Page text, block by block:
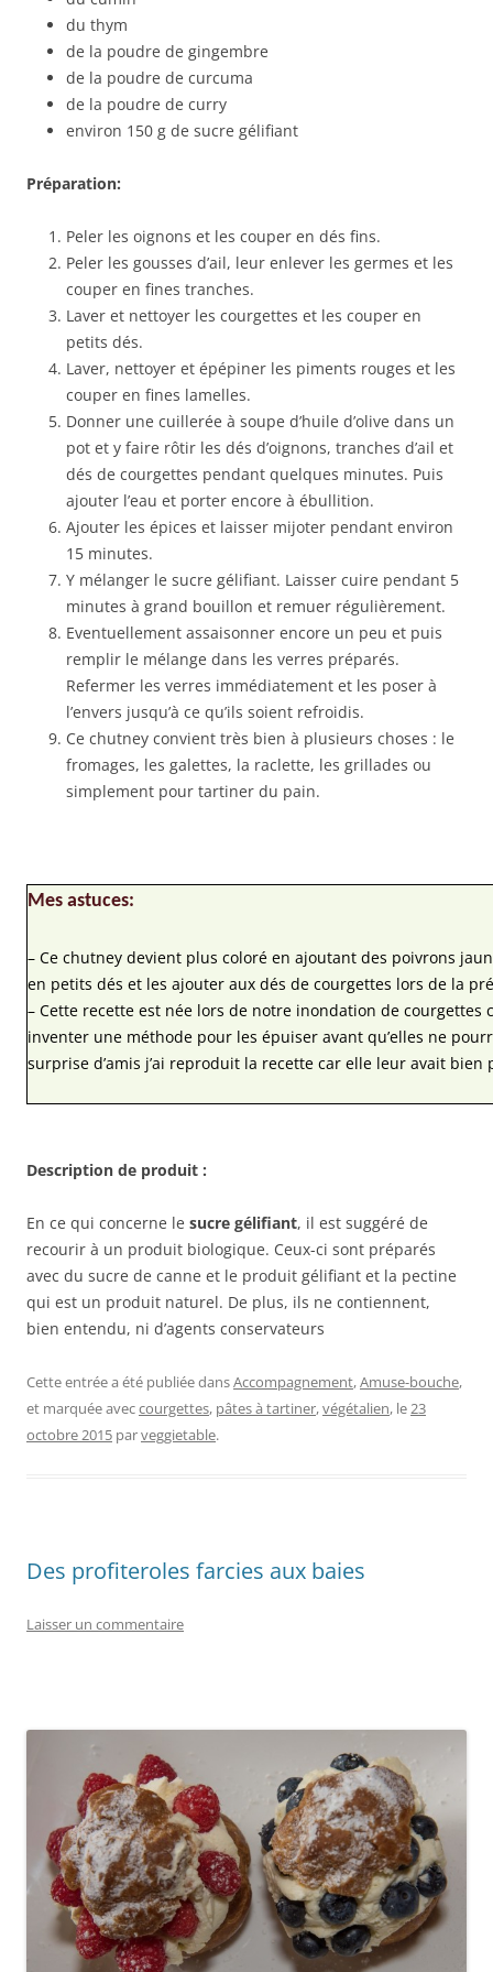
du thym
de la poudre de gingembre
de la poudre de curcuma
de la poudre de curry
environ 150 g de sucre gélifiant
Préparation:
Peler les oignons et les couper en dés fins.
Peler les gousses d’ail, leur enlever les germes et les
couper en fines tranches.
Laver et nettoyer les courgettes et les couper en
petits dés.
Laver, nettoyer et épépiner les piments rouges et les
couper en fines lamelles.
Donner une cuillerée à soupe d’huile d’olive dans un
pot et y faire rôtir les dés d’oignons, tranches d’ail et
dés de courgettes pendant quelques minutes. Puis
ajouter l’eau et porter encore à ébullition.
Ajouter les épices et laisser mijoter pendant environ
15 minutes.
Y mélanger le sucre gélifiant. Laisser cuire pendant 5
minutes à grand bouillon et remuer régulièrement.
Eventuellement assaisonner encore un peu et puis
remplir le mélange dans les verres préparés.
Refermer les verres immédiatement et les poser à
l’envers jusqu’à ce qu’ils soient refroidis.
Ce chutney convient très bien à plusieurs choses : le
fromages, les galettes, la raclette, les grillades ou
simplement pour tartiner du pain.
Mes astuces:
– Ce chutney devient plus coloré en ajoutant des poivrons
en petits dés et les ajouter aux dés de courgettes lors de la
– Cette recette est née lors de notre inondation de courgettes
inventer une méthode pour les épuiser avant qu’elles ne
surprise d’amis j’ai reproduit la recette car elle leur avait bien
Description de produit :
En ce qui concerne le sucre gélifiant, il est suggéré de
recourir à un produit biologique. Ceux-ci sont préparés
avec du sucre de canne et le produit gélifiant et la pectine
qui est un produit naturel. De plus, ils ne contiennent,
bien entendu, ni d’agents conservateurs
Cette entrée a été publiée dansAccompagnement,Amuse-bouche,
et marquée aveccourgettes, pâtes à tartiner,végétalien, le 23
octobre 2015 parveggietable.
Des profiteroles farcies aux baies
Laisser un commentaire